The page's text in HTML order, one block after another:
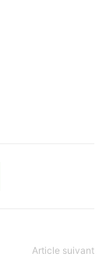
Article suivant